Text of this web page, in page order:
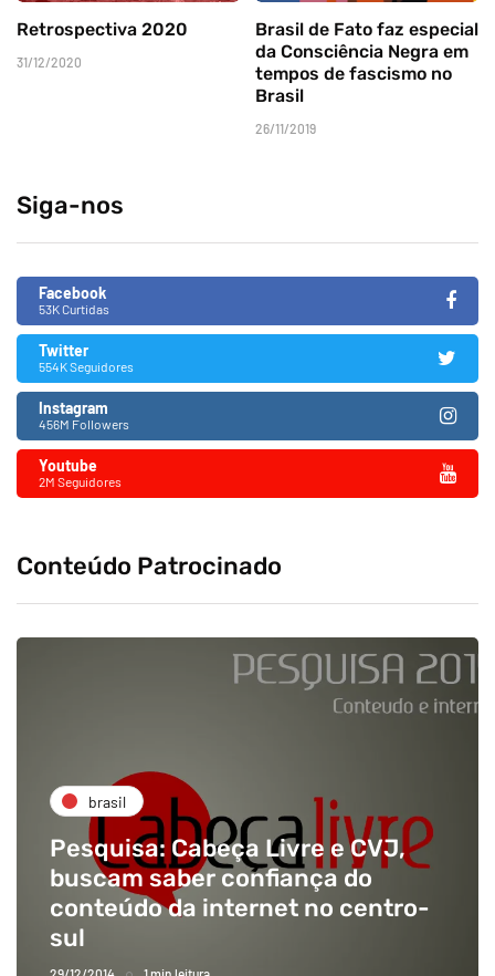
Retrospectiva 2020
31/12/2020
Brasil de Fato faz especial
da Consciência Negra em
tempos de fascismo no
Brasil
26/11/2019
Siga-nos
Facebook
53K Curtidas
Twitter
554K Seguidores
Instagram
456M Followers
Youtube
2M Seguidores
Conteúdo Patrocinado
brasil
Pesquisa: Cabeça Livre e CVJ,
buscam saber confiança do
conteúdo da internet no centro-
sul